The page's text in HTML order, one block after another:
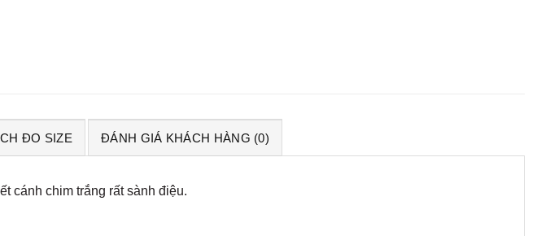
ĐO SIZE ĐÁNH GIÁ KHÁCH HÀNG (0)
cánh chim trắng rất sành điệu.